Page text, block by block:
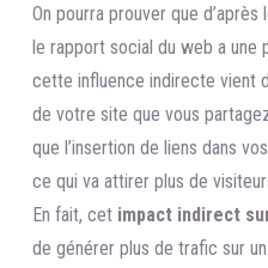
On pourra prouver que
le rapport social du web a une
cette influence indirecte vient
de votre site que vous
que l’insertion de liens dans
ce qui va attirer plus de
En fait, cet impact indirect
de générer plus de trafic sur